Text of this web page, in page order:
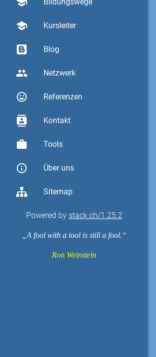
school Kursleiter
Blog
group Netzwerk
sentiment_very_satisfied Referenzen
contacts Kontakt
work Tools
info_outline Über uns
Sitemap
Powered by stack.ch/1.25.2
A fool with a tool is still a fool.
Ron Weinstein